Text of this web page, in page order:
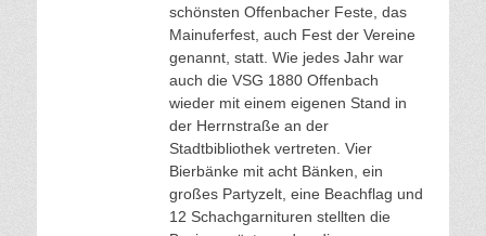
schönsten Offenbacher Feste, das
Mainuferfest, auch Fest der Vereine
genannt, statt. Wie jedes Jahr war
auch die VSG 1880 Offenbach
wieder mit einem eigenen Stand in
der Herrnstraße an der
Stadtbibliothek vertreten. Vier
Bierbänke mit acht Bänken, ein
großes Partyzelt, eine Beachflag und
12 Schachgarnituren stellten die